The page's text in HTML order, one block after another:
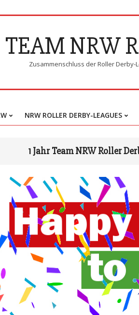
TEAM NRW
Zusammenschluss der Roller
NRW ROLLER DERBY-LEAGUES
1 Jahr Team NRW Roller